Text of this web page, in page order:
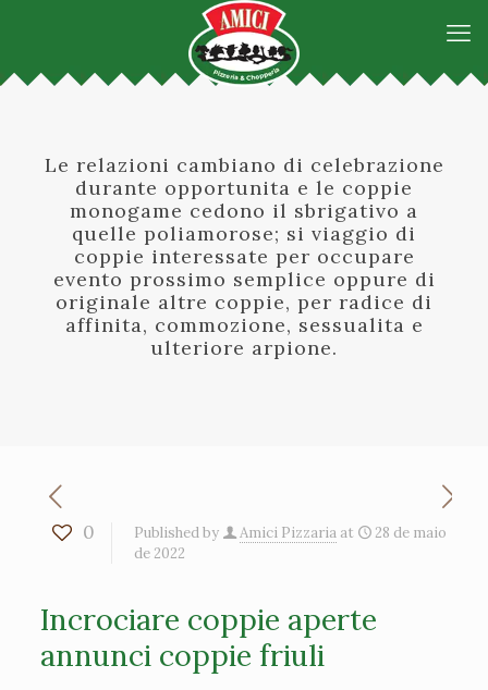
Le relazioni cambiano di celebrazione
durante opportunita e le coppie
monogame cedono il sbrigativo a
quelle poliamorose; si viaggio di
coppie interessate per occupare
evento prossimo semplice oppure di
originale altre coppie, per radice di
affinita, commozione, sessualita e
ulteriore arpione.
0 Published by Amici Pizzaria at
28 de maio
de 2022
Incrociare coppie aperte
annunci coppie friuli